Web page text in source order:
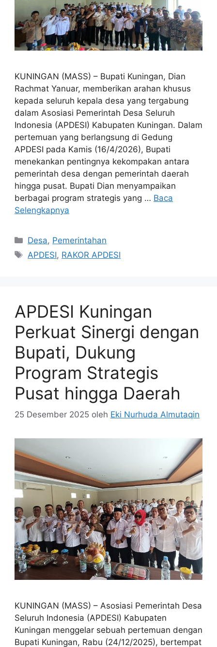
KUNINGAN (MASS) – Bupati Kuningan, Dian
Rachmat Yanuar, memberikan arahan khusus
kepada seluruh kepala desa yang tergabung
dalam Asosiasi Pemerintah Desa Seluruh
Indonesia (APDESI) Kabupaten Kuningan. Dalam
pertemuan yang berlangsung di Gedung
APDESI pada Kamis (16/4/2026), Bupati
menekankan pentingnya kekompakan antara
pemerintah desa dengan pemerintah daerah
hingga pusat. Bupati Dian menyampaikan
berbagai program strategis yang … Baca
Selengkapnya
Kategori
Desa, Pemerintahan
Tag
APDESI, RAKOR APDESI
APDESI Kuningan
Perkuat Sinergi dengan
Bupati, Dukung
Program Strategis
Pusat hingga Daerah
25 Desember 2025 oleh Eki Nurhuda Almutaqin
KUNINGAN (MASS) – Asosiasi Pemerintah Desa
Seluruh Indonesia (APDESI) Kabupaten
Kuningan menggelar sebuah pertemuan dengan
Bupati Kuningan, Rabu (24/12/2025), bertempat